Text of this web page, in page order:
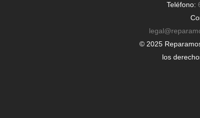
Teléfono:
© 2025
los